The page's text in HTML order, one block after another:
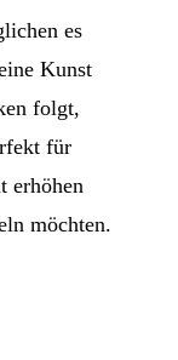
es
Kunst
folgt,
für
erhöhen
möchten.